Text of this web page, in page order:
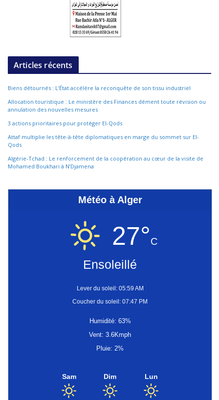
Articles récents
Biens détournés : L’État accélère la reconquête de son tissu industriel
Allocation touristique : Le ministère des Finances dément toute révision ou
annulation des nouvelles mesures
3 actions prioritaires pour protéger El-Qods
Attaf multiplie les tête-à-tête diplomatiques en marge du sommet sur El-
Qods
Algérie-Tchad : Le renforcement de la coopération au cœur de la visite de
Mohamed Boukhari à N’Djamena
Météo à Alger
27°C
Ensoleillé
Lever du soleil: 05:59 AM
Coucher du soleil: 07:47 PM
Humidité: 63%
Vent: 3.6Kmph
Pluie: 2%
Sam Dim Lun